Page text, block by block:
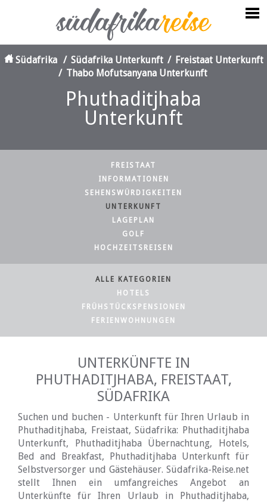
Phuthaditjhaba
Unterkunft
Südafrika / Südafrika Unterkunft / Freistaat Unterkunft
/ Thabo Mofutsanyana Unterkunft
FREISTAAT
INFORMATIONEN
SEHENSWÜRDIGKEITEN
UNTERKUNFT
LAGEPLAN
GOLF
HOCHZEITSREISEN
ALLE KATEGORIEN
HOTELS
FRÜHSTÜCKSPENSIONEN
FERIENWOHNUNGEN
UNTERKÜNFTE IN
PHUTHADITJHABA, FREISTAAT,
SÜDAFRIKA
Suchen und buchen - Unterkunft für Ihren Urlaub in
Phuthaditjhaba, Freistaat, Südafrika: Phuthaditjhaba
Unterkunft, Phuthaditjhaba Übernachtung, Hotels,
Bed and Breakfast, Phuthaditjhaba Unterkunft für
Selbstversorger und Gästehäuser. Südafrika-Reise.net
stellt Ihnen ein umfangreiches Angebot an
Unterkünfte für Ihren Urlaub in Phuthaditjhaba,